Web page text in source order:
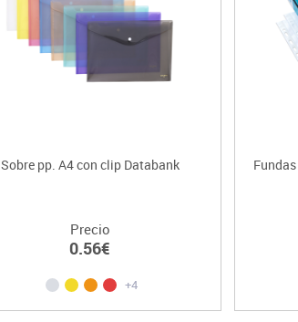
Sobre pp. A4 con clip Databank
Precio
0.56€
+4